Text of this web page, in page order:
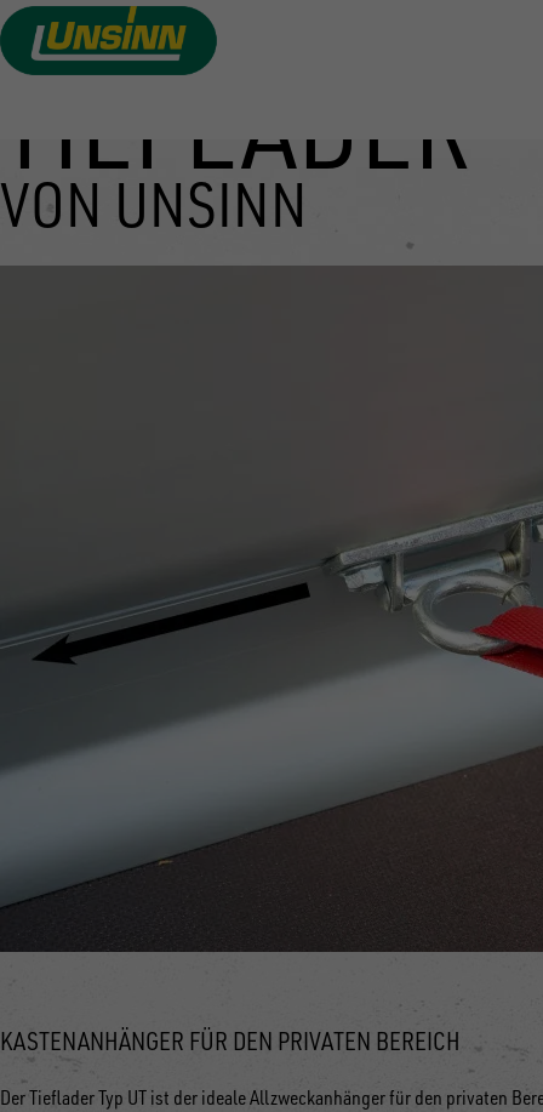
TIEFLADER
VON UNSINN
KASTENANHÄNGER FÜR DEN PRIVATEN BEREICH
Der Tieflader Typ UT ist der ideale Allzweckanhänger für den privaten